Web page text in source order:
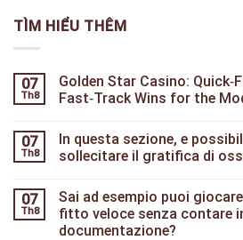
TÌM HIỂU THÊM
07
Th8
Golden Star Casino:
Fast‑Track Wins for the
07
Th8
In questa sezione, e
sollecitare il gratifica di
07
Th8
Sai ad esempio puoi
fitto veloce senza contare
documentazione?